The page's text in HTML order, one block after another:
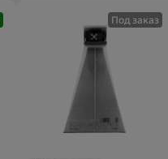
Под заказ